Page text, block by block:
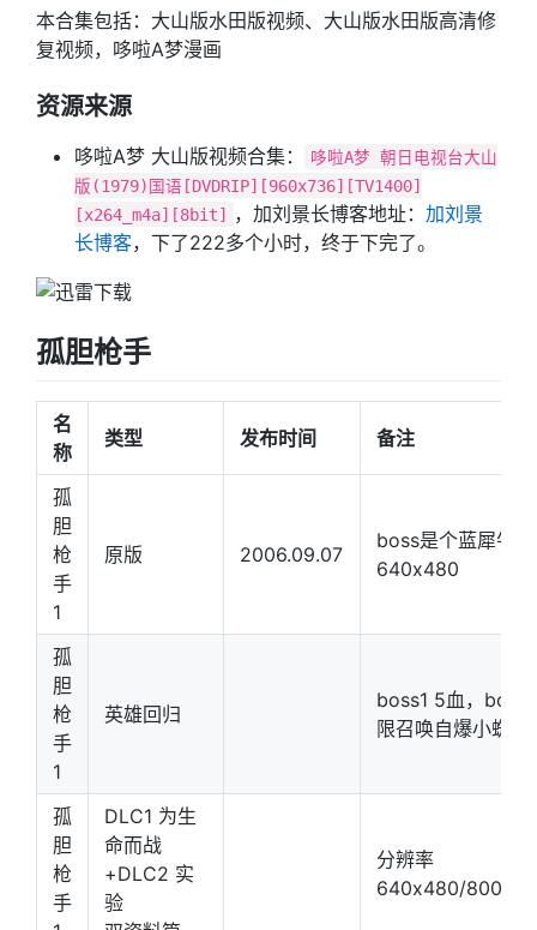
本合集包括：大山版水田版视频、大山版水田版高清修
复视频，哆啦A梦漫画
资源来源
哆啦A梦 大山版视频合集：
哆啦A梦 朝日电视台大山
版(1979)国语[DVDRIP][960x736][TV1400]
[x264_m4a][8bit]
，加刘景长博客地址：加刘景
长博客，下了222多个小时，终于下完了。
孤胆枪手
名
称
类型 发布时间 备注
孤
胆
枪
手
1
原版 2006.09.07
boss是个蓝犀牛
640x480
孤
胆
枪
手
1
英雄回归
boss1 5血，
限召唤自爆小蜘蛛
孤
胆
枪
手
DLC1 为生
命而战
+DLC2 实
验
分辨率
640x480/